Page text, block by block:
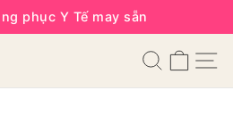
phục Y Tế may sẵn